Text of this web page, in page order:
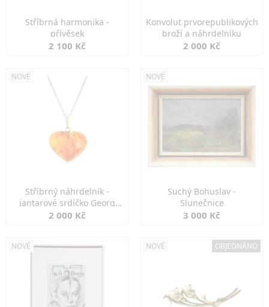
Stříbrná harmonika -
přívěsek
2 100 Kč
Konvolut prvorepublikových
broží a náhrdelníku
2 000 Kč
NOVÉ
Stříbrný náhrdelník -
jantarové srdíčko Georg
Kramer
2 000 Kč
NOVÉ
Suchý Bohuslav -
Slunečnice
3 000 Kč
NOVÉ NOVÉ OBJEDNÁNO